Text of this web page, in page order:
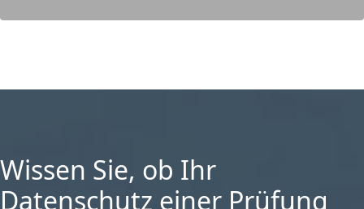
Wissen Sie, ob Ihr
Datenschutz einer Prüfung